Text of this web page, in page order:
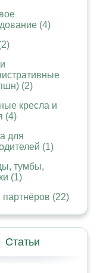
(4)
(2)
кресла и
(4)
для
(1)
тумбы,
(1)
партнёров (22)
Статьи